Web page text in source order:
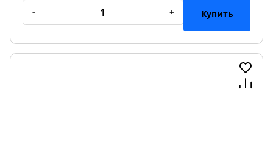
- + Купить